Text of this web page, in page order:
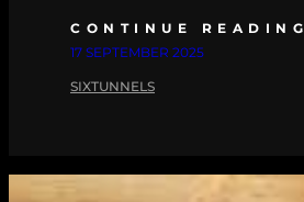
CONTINUE READING
17 SEPTEMBER 2025
SIXTUNNELS